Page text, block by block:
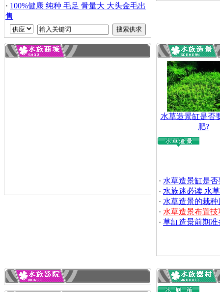
· 100%健康 纯种 毛足 骨量大 大头金毛出
售
水草造景缸是否
肥?
· 水草造景缸是否
· 水族迷必读 水
· 水草造景的栽种
· 水草造景布置技
· 草缸造景前期准